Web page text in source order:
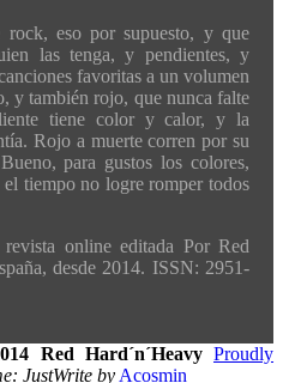
eso por supuesto, y que
las tenga, y pendientes, y
favoritas a un volumen
y también rojo, que nunca falte
tiene color y calor, y la
Rojo a muerte corren por su
para gustos los colores,
tiempo no logre romper todos
online editada Por Red
desde 2014. ISSN: 2951-
Red Hard´n´Heavy Proudly
JustWrite by Acosmin